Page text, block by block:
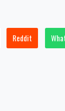
Reddit